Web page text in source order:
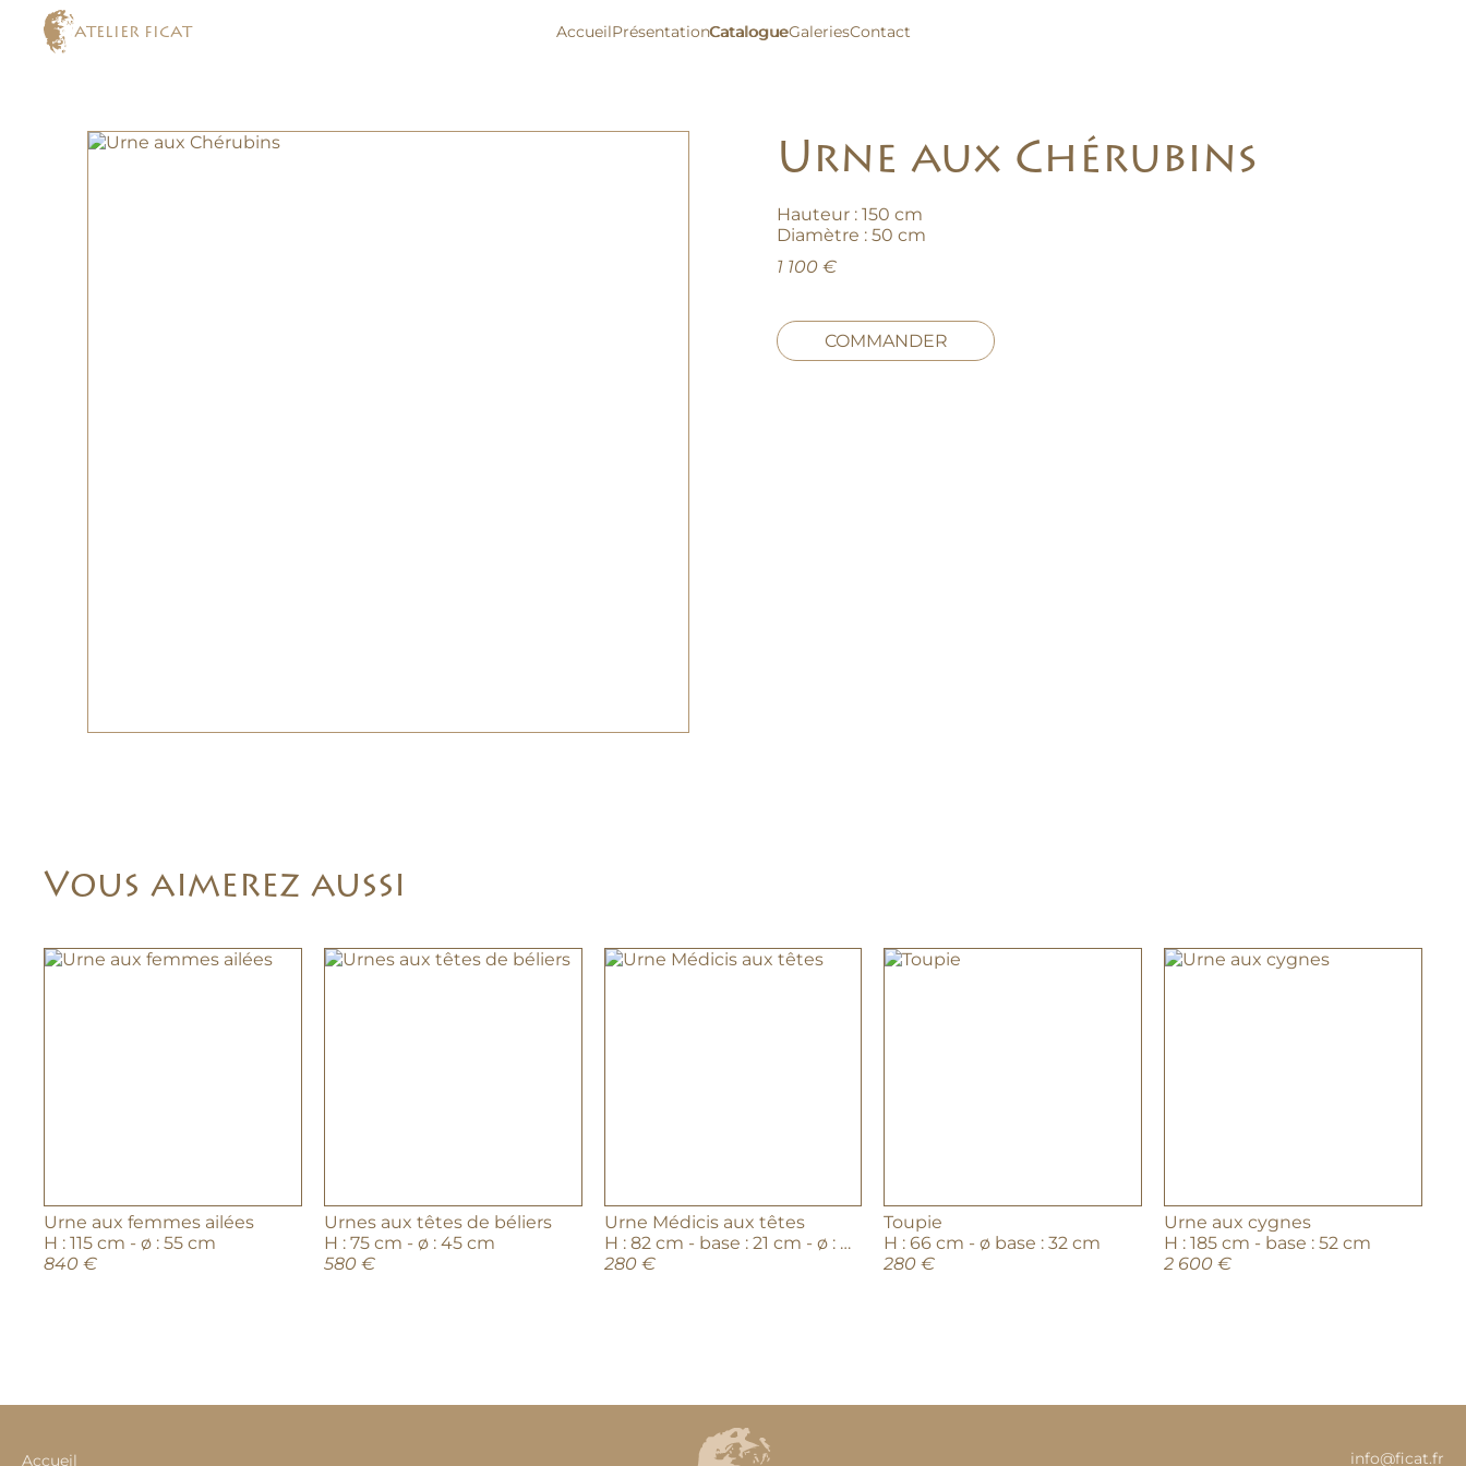
ATELIER FICAT AccueilPrésentationCatalogue
CatalogueGaleriesContact
Urne aux Chérubins
Hauteur : 150 cm
Diamètre : 50 cm
1 100 €
COMMANDER
Vous aimerez aussi
Urne aux femmes ailées
H : 115 cm - ø : 55 cm
840 €
Urnes aux têtes de béliers
H : 75 cm - ø : 45 cm
580 €
Urne Médicis aux têtes
H : 82 cm - base : 21 cm - ø : 40 cm
280 €
Toupie
H : 66 cm - ø base : 32 cm
280 €
Urne aux cygnes
H : 185 cm - base : 52 cm
2 600 €
Accueil info@ficat.fr